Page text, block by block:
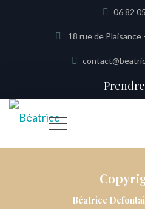
06 82
18 rue de
Béatrice